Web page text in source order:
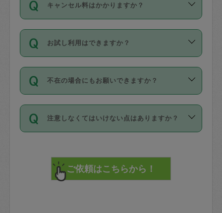
日本語も話せる方など様々です。
ールに記載していますので、各自の得意
を依頼してください。
現場トライアルを受け、合格したタスカ
ジさんが活動されています。
※テストセンターの講評は１件目のレビュ
参考
【詳細】タスカジさんの登録に際
です。作業中に物を壊したり、人にけが
をさせたりした場合が対象で、補償金額
す。
写真を撮り、
詳細FAQ：
損害賠償保険について教えて
以降）の日時から受付可能となっていま
す。
タスカジさんへ「募集」をかけることが
可能です。
キャンセル料はかかりますか？
キャンセル料には、以下の2種類がありま
す。
1. 直前キャンセル（定期、スポット契約
共通）
72時間を超える※と、以下のキャンセル
料が発生します。
直前キャンセル料：
72時間前〜24時間前＝依頼料金の50%
お試し利用はできますか？
「お試し利用」というメニューはありま
せんが、「一回のみ」依頼を活用するこ
とによって、気に入ったタスカジさんを
まず、条件の合う気になるタスカジさ
みてください。
その後、一番気に入ったタスカジさんに
不在の場合にもお願いできますか？
不在の場合の作業はタスカジさんの同意
が必要です。数回の依頼ののち、タスカ
ジさんと依頼者の間で十分な信頼関係が
てください。
不在時に部屋に入るためにタスカジさん
注意しなくてはいけない点はありますか？
で、必ず鍵のかかるロッカーや金庫に入
れて依頼者の責任の元管理するよう心掛
けてください。